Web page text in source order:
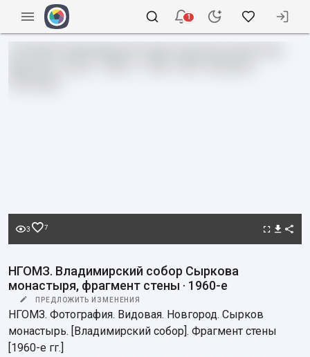
1
3 7
НГОМЗ. Владимирский собор Сыркова
монастыря, фрагмент стены · 1960-е
ПРЕДЛОЖИТЬ ИЗМЕНЕНИЯ
НГОМЗ. Фотография. Видовая. Новгород. Сырков
монастырь. [Владимирский собор]. Фрагмент стены
[1960-е гг.]